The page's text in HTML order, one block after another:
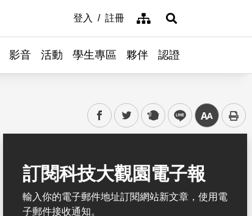
登入 註冊 網站導覽展開搜尋
影音 活動 學生專區 夥伴 認證
facebooktwitter plurk line 中
訂閱科技大觀園電子報
輸入你的電子郵件地址訂閱網站新文章，使用電
子郵件接收通知。